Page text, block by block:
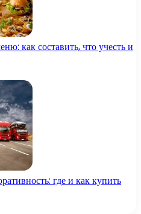
как составить, что учесть и
где и как купить